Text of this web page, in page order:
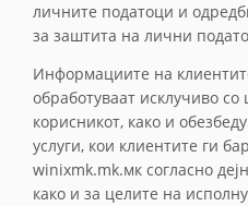
личните податoци и
за заштита на лични
Информациите на
обработуваат исклучиво со
корисникот, како и
услуги, кои клиентите ги
winixmk.mk.мк согласно
како и за целите на